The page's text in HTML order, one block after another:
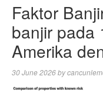
Faktor
banjir pada
Amerika
30 June 2026by